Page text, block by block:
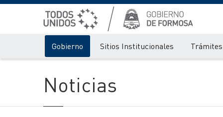
Gobierno Sitios Institucionales
Noticias